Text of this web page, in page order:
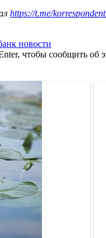
https://t.me/
новости
чтобы сообщить об